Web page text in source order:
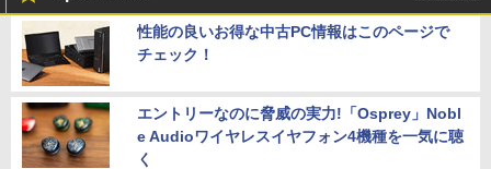
性能の良いお得な中古PC情報はこのページで
チェック！
エントリーなのに脅威の実力!「Osprey」Nobl
e Audioワイヤレスイヤフォン4機種を一気に聴
く